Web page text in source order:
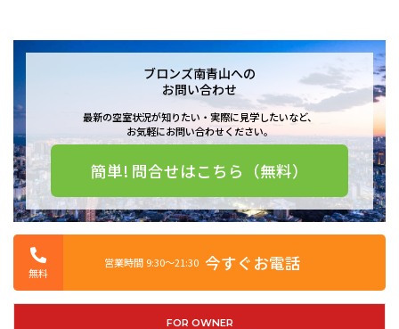
ょうか。
ブロンズ南青山の賃貸情報は、南青山の賃貸に詳しいユウキホー
ムへお問い合わせ下さいませ。
ブロンズ南青山は2015年7月築の総戸数6戸のマンションです。
港区で長い間営業し、港区とともに成長してきたユウキホームが自信
をもってご紹介できる物件です。
最も近い東京メトロ千代田線乃木坂駅からは徒歩1分の好立地です。さ
らに東京メトロ日比谷線六本木駅など全部で5路線が使えて、交通の便
ブロンズ南青山への
お問い合わせ
最新の空室状況が知りたい・実際に見学したいなど、
お気軽にお問い合わせください。
簡単! 問合せはこちら（無料）
無料
営業時間 9:30〜21:30 今すぐお電話
FOR OWNER